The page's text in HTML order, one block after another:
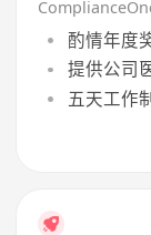
酌情年度
提供公司
五天工作